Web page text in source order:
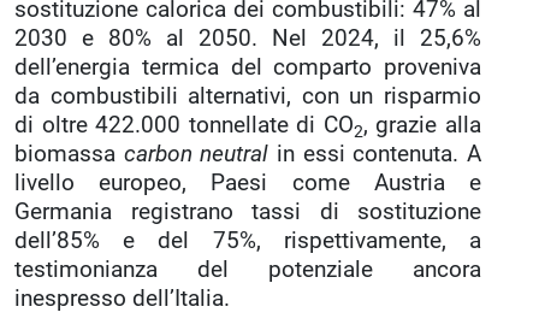
sostituzione calorica dei combustibili: 47% al
2030 e 80% al 2050. Nel 2024, il 25,6%
dell’energia termica del comparto proveniva
da combustibili alternativi, con un risparmio
di oltre 422.000 tonnellate di CO2, grazie alla
biomassa carbon neutral in essi contenuta. A
livello europeo, Paesi come Austria e
Germania registrano tassi di sostituzione
dell’85% e del 75%, rispettivamente, a
testimonianza del potenziale ancora
inespresso dell’Italia.